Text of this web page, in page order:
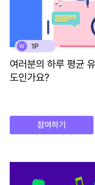
W 1P
여러분의 하루 평균
도인가요?
참여하기